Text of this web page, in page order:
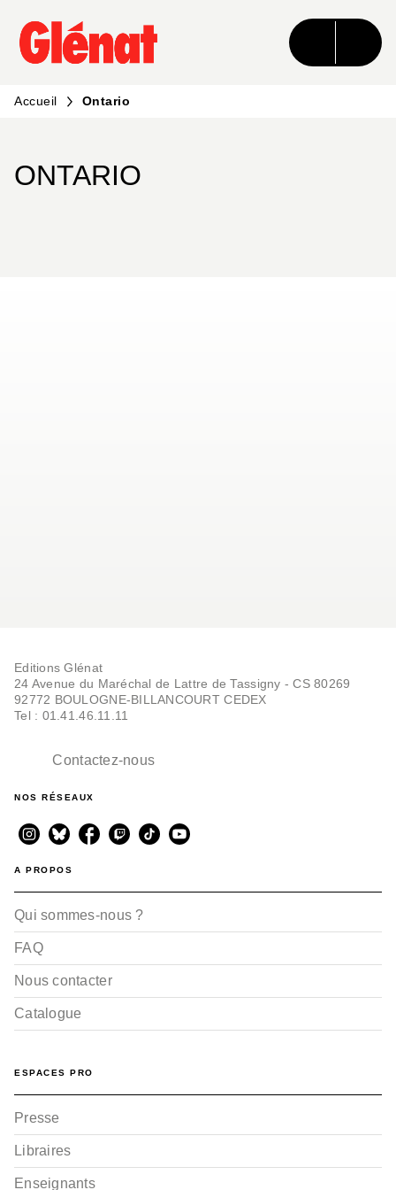
MENU RECHERCHE CONTENU
PIED DE PAGE
Accueil Ontario
ONTARIO
Editions Glénat
24 Avenue du Maréchal de Lattre de Tassigny - CS 80269
92772 BOULOGNE-BILLANCOURT CEDEX
Tel : 01.41.46.11.11
Contactez-nous
NOS RÉSEAUX
A PROPOS
Qui sommes-nous ?
FAQ
Nous contacter
Catalogue
ESPACES PRO
Presse
Libraires
Enseignants